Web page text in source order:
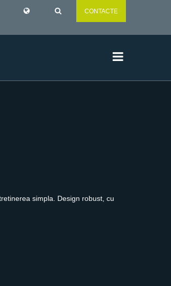
CONTACTE
simpla. Design robust, cu